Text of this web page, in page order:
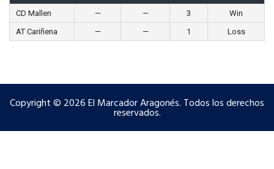
CD Mallen — — 3
Win
AT Cariñena
— — 1 Loss
Copyright © 2026 El Marcador Aragonés. Todos los derechos
reservados.